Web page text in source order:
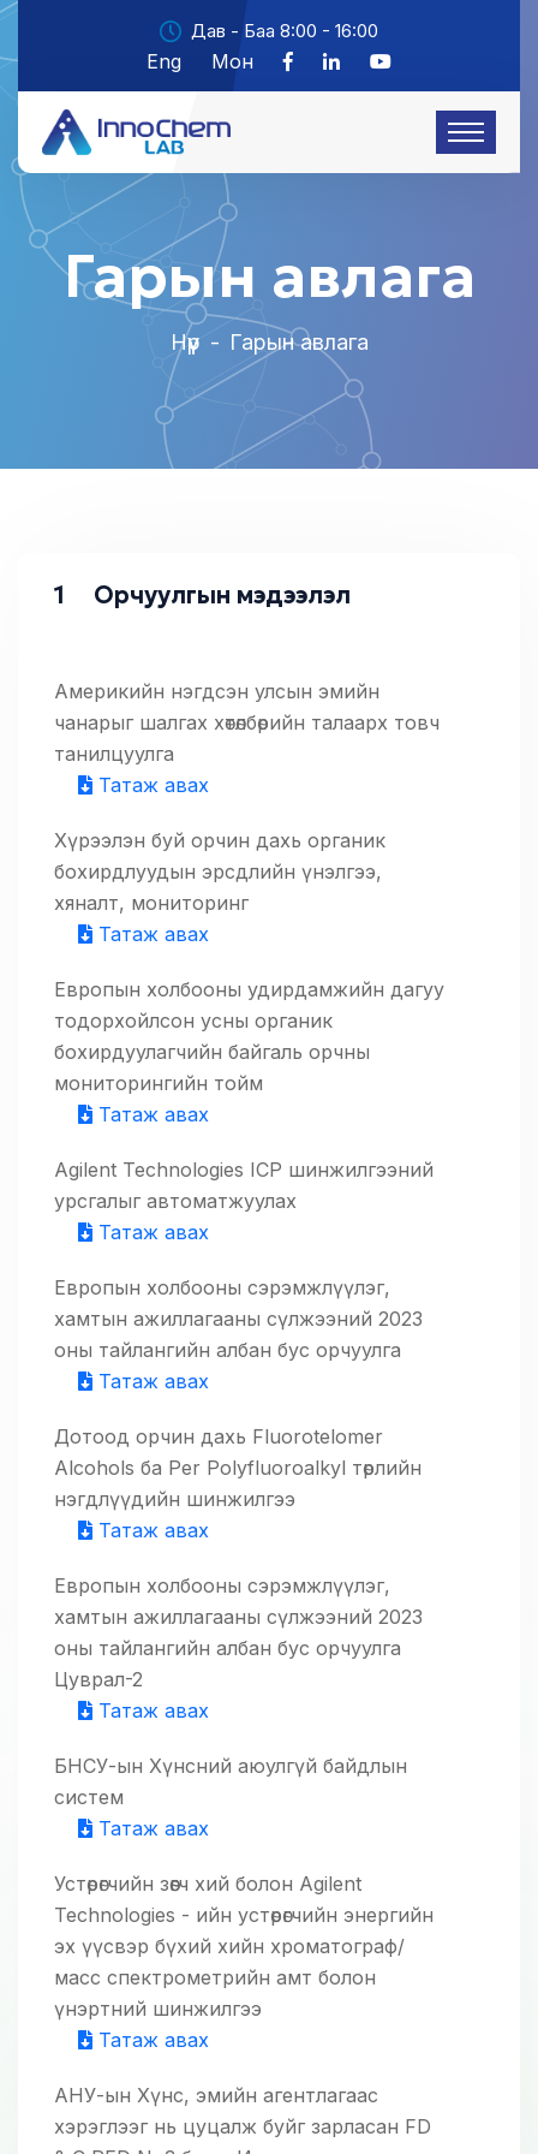
Дав - Баа 8:00 - 16:00
Eng Мон
Гарын авлага
Нүүр - Гарын авлага
1 Орчуулгын мэдээлэл
Америкийн нэгдсэн улсын эмийн
чанарыг шалгах хөтөлбөрийн талаарх товч
танилцуулга
Татаж авах
Хүрээлэн буй орчин дахь органик
бохирдлуудын эрсдлийн үнэлгээ,
хяналт, мониторинг
Татаж авах
Европын холбооны удирдамжийн дагуу
тодорхойлсон усны органик
бохирдуулагчийн байгаль орчны
мониторингийн тойм
Татаж авах
Agilent Technologies ICP шинжилгээний
урсгалыг автоматжуулах
Татаж авах
Европын холбооны сэрэмжлүүлэг,
хамтын ажиллагааны сүлжээний 2023
оны тайлангийн албан бус орчуулга
Татаж авах
Дотоод орчин дахь Fluorotelomer
Alcohols ба Per Polyfluoroalkyl төрлийн
нэгдлүүдийн шинжилгээ
Татаж авах
Европын холбооны сэрэмжлүүлэг,
хамтын ажиллагааны сүлжээний 2023
оны тайлангийн албан бус орчуулга
Цуврал-2
Татаж авах
БНСУ-ын Хүнсний аюулгүй байдлын
систем
Татаж авах
Устөрөгчийн зөөгч хий болон Agilent
Technologies - ийн устөрөгчийн энергийн
эх үүсвэр бүхий хийн хроматограф/
масс спектрометрийн амт болон
үнэртний шинжилгээ
Татаж авах
АНУ-ын Хүнс, эмийн агентлагаас
хэрэглээг нь цуцалж буйг зарласан FD